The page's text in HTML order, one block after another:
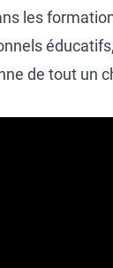
les
de tout un